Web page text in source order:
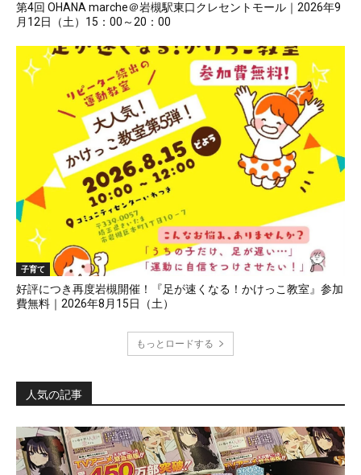
第4回 OHANA marche＠岩槻駅東口クレセントモール｜2026年9
月12日（土）15：00～20：00
子育て
好評につき再度岩槻開催！『足が速くなる！かけっこ教室』参加
費無料｜2026年8月15日（土）
もっとロードする
人気の記事